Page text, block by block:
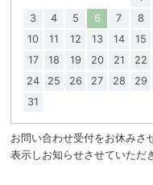
3
4 5 6 7 8
10
11 12 13 14 15
17
18 19 20 21 22
24
25 26 27 28 29
31
お問い合わせ受付をお休みさ
表示しお知らせさせていただ